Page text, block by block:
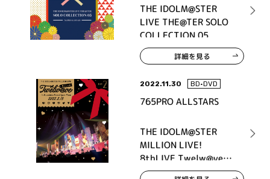
THE IDOLM@STER
LIVE THE@TER SOLO
COLLECTION 05
詳細を見る
2022.11.30 BD•DVD
765PRO ALLSTARS
THE IDOLM@STER
MILLION LIVE!
8thLIVE Twelw@ve
LIVE Blu-ray DAY2